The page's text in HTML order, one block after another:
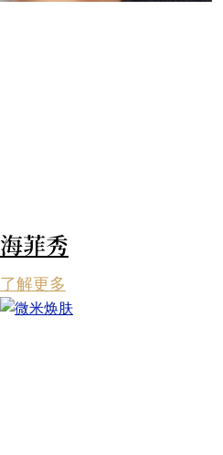
海菲秀
了解更多